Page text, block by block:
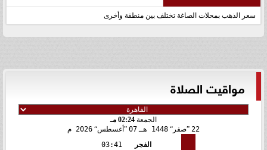
سعر الذهب بمحلات الصاغة تختلف بين منطقة وأخرى
مواقيت الصلاة
الجمعة 02:24 مـ
22 صفر 1448 هـ 07 أغسطس 2026 م
الفجر
03:41